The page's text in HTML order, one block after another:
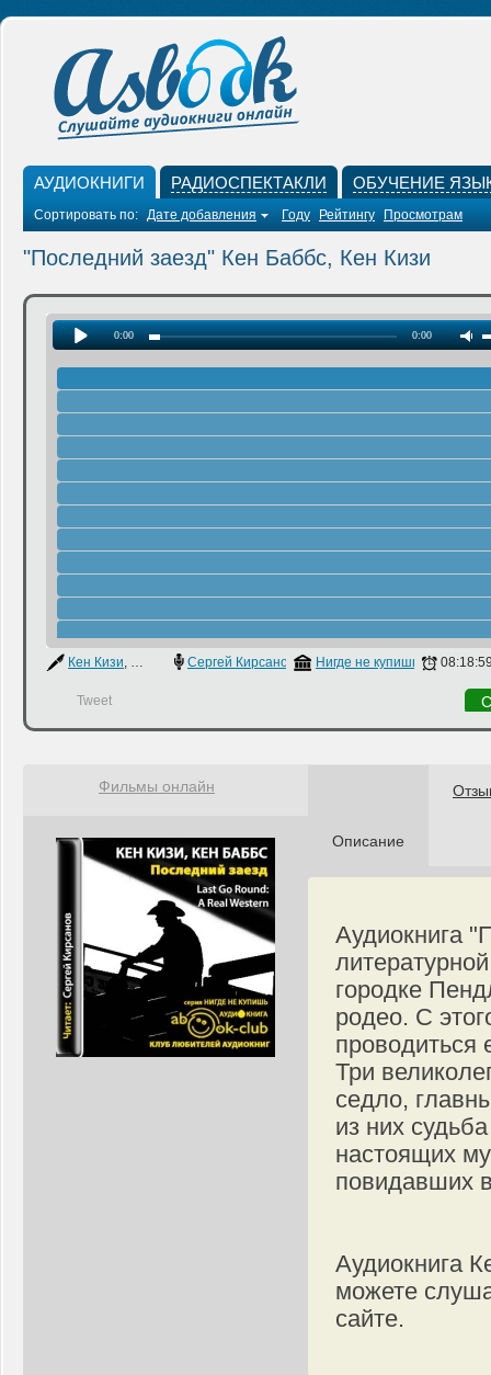
АУДИОКНИГИ РАДИОСПЕКТАКЛИ ОБУЧЕНИЕ
Сортировать по: Дате добавления Году Рейтингу Просмотрам
"Последний заезд" Кен Баббс, Кен Кизи
0:00 0:00
Кен Кизи, Кен БаббсСергей Кирсанов Нигде не купишь
Tweet
Описание
Аудиокнига
городке
родео. С
проводиться
Три
седло,
из них
настоящих
повидавших
Аудиокнига
можете
сайте.
Фильмы онлайн